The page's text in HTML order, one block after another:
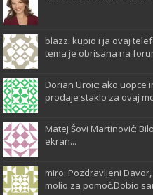
blazz: kupio i ja ovaj
tema je obrisana na
Dorian Uroic: ako uopce
prodaje staklo za ovaj
Matej Šovi Martinović:
ekran...
miro: Pozdravljeni
molio za pomoć.Dobio